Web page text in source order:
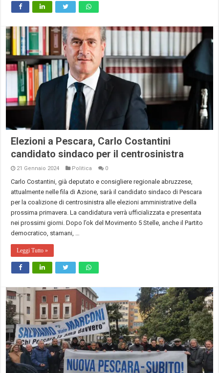
Elezioni a Pescara, Carlo Costantini
candidato sindaco per il centrosinistra
21 Gennaio 2024 Politica 0
Carlo Costantini, già deputato e consigliere regionale abruzzese,
attualmente nelle fila di Azione, sarà il candidato sindaco di Pescara
per la coalizione di centrosinistra alle elezioni amministrative della
prossima primavera. La candidatura verrà ufficializzata e presentata
nei prossimi giorni. Dopo l’ok del Movimento 5 Stelle, anche il Partito
democratico, stamani, …
Leggi Tutto »